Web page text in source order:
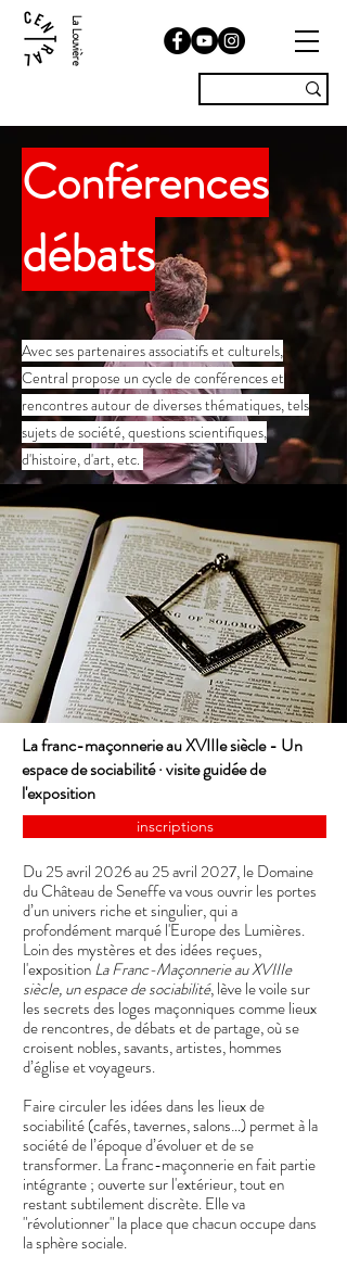
La Louvière
Conférences
débats
Avec ses partenaires associatifs et culturels,
Central propose un cycle de conférences et
rencontres autour de diverses thématiques, tels
sujets de société, questions scientifiques,
d'histoire, d'art, etc.
La franc-maçonnerie au XVIIIe siècle - Un
espace de sociabilité · visite guidée de
l'exposition
inscriptions
​Du 25 avril 2026 au 25 avril 2027, le Domaine
du Château de Seneffe va vous ouvrir les portes
d’un univers riche et singulier, qui a
profondément marqué l'Europe des Lumières.
Loin des mystères et des idées reçues,
l'expositionLa Franc-Maçonnerie au XVIIIe
siècle, un espace de sociabilité, lève le voile sur
les secrets des loges maçonniques comme lieux
de rencontres, de débats et de partage, où se
croisent nobles, savants, artistes, hommes
d’église et voyageurs.
Faire circuler les idées dans les lieux de
sociabilité (cafés, tavernes, salons…) permet à la
société de l’époque d’évoluer et de se
transformer. La franc-maçonnerie en fait partie
intégrante ; ouverte sur l'extérieur, tout en
restant subtilement discrète. Elle va
"révolutionner" la place que chacun occupe dans
la sphère sociale.